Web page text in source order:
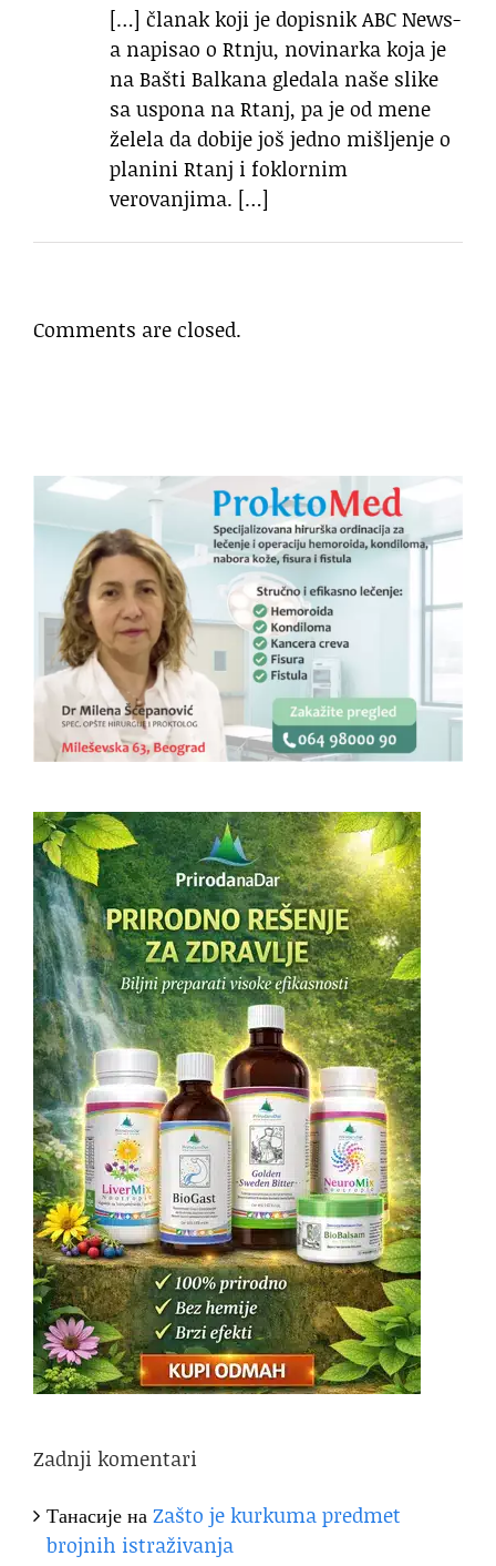
[…] članak koji je dopisnik ABC News-
a napisao o Rtnju, novinarka koja je
na Bašti Balkana gledala naše slike
sa uspona na Rtanj, pa je od mene
želela da dobije još jedno mišljenje o
planini Rtanj i foklornim
verovanjima. […]
Comments are closed.
Zadnji komentari
ТанасијенаZašto je kurkuma predmet
brojnih istraživanja